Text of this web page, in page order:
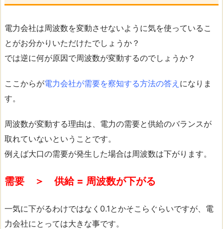
電力会社は周波数を変動させないように気を使っているこ
とがお分かりいただけたでしょうか？
では逆に何が原因で周波数が変動するのでしょうか？
ここからが電力会社が需要を察知する方法の答え になりま
す。
周波数が変動する理由は、電力の需要と供給のバランスが
取れていないということです。
例えば大口の需要が発生した場合は周波数は下がります。
需要 ＞ 供給 = 周波数が下がる
一気に下がるわけではなく0.1とかそこらぐらいですが、電
力会社にとっては大きな事です。